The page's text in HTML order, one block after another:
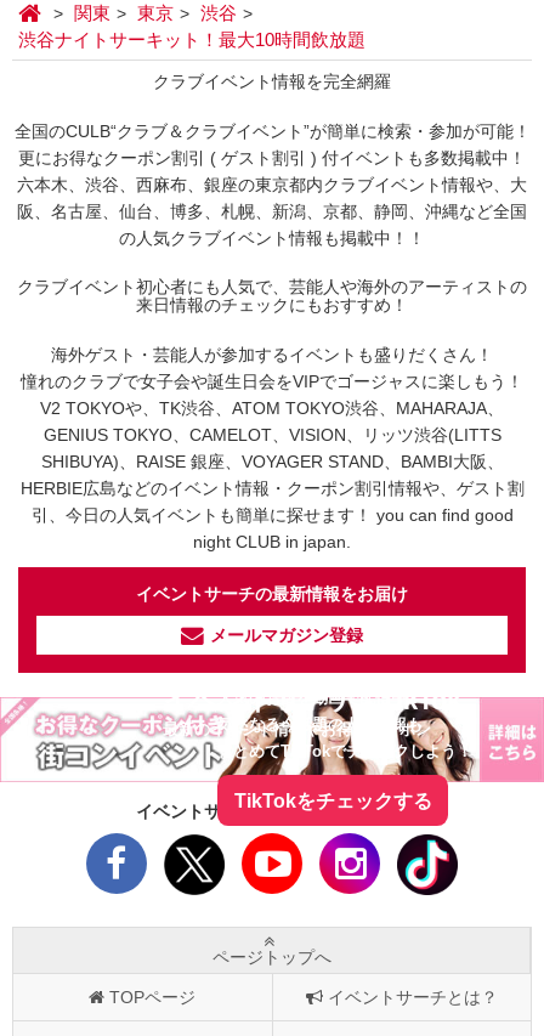
関東 東京
渋谷
渋谷ナイトサーキット！最大10時間飲放題
クラブイベント情報を完全網羅
全国のCULB“クラブ＆クラブイベント”が簡単に検索・参加が可能！
更にお得なクーポン割引 ( ゲスト割引 ) 付イベントも多数掲載中！
六本木、渋谷、西麻布、銀座の東京都内クラブイベント情報や、大
阪、名古屋、仙台、博多、札幌、新潟、京都、静岡、沖縄など全国
の人気クラブイベント情報も掲載中！！
クラブイベント初心者にも人気で、芸能人や海外のアーティストの
来日情報のチェックにもおすすめ！
海外ゲスト・芸能人が参加するイベントも盛りだくさん！
憧れのクラブで女子会や誕生日会をVIPでゴージャスに楽しもう！
V2 TOKYOや、TK渋谷、ATOM TOKYO渋谷、MAHARAJA、
GENIUS TOKYO、CAMELOT、VISION、リッツ渋谷(LITTS
SHIBUYA)、RAISE 銀座、VOYAGER STAND、BAMBI大阪、
HERBIE広島などのイベント情報・クーポン割引情報や、ゲスト割
引、今日の人気イベントも簡単に探せます！ you can find good
night CLUB in japan.
イベントサーチの最新情報をお届け
メールマガジン登録
イベントサーチ - TikTok
最新のイベント情報やお得なクーポン
人気のお店を動画で配信中！
気になる今話題の人気情報も
まとめてTikTokでチェックしよう！
TikTokをチェックする
イベントサーチをフォローしよう！
ページトップへ
TOPページ イベントサーチとは？